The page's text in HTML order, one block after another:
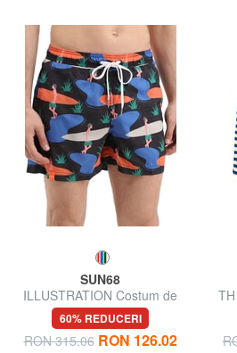
SUN68
ILLUSTRATION Costum de
plajă pentru bărbați
60% REDUCERI
RON 315.06 RON 126.02